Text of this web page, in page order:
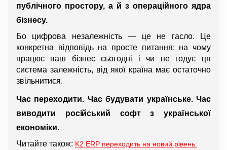
публічного простору, а й з операційного ядра
бізнесу.
Бо цифрова незалежність — це не гасло. Це
конкретна відповідь на просте питання: на чому
працює ваш бізнес сьогодні і чи не годує ця
система залежність, від якої країна має остаточно
звільнитися.
Час переходити. Час будувати українське. Час
виводити російський софт з української
економіки.
Читайте також: K2 ERP переходить на новий рівень: